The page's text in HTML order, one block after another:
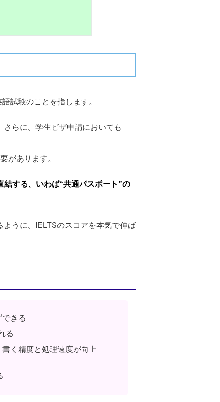
試験のことを指します。
らに、学生ビザ申請においても
があります。
する、いわば“共通パスポート”の
うに、IELTSのスコアを本気で伸ば
きる
る
く精度と処理速度が向上